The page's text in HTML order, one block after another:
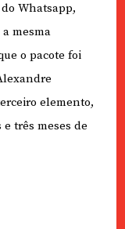
Whatsapp,
mesma
o pacote foi
elemento,
três meses de